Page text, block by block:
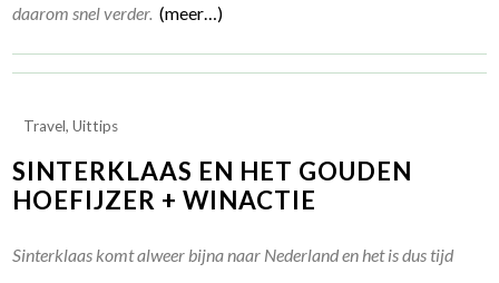
daarom snel verder. (meer…)
Travel,Uittips
SINTERKLAAS EN HET GOUDEN
HOEFIJZER + WINACTIE
Sinterklaas komt alweer bijna naar Nederland en het is dus tijd